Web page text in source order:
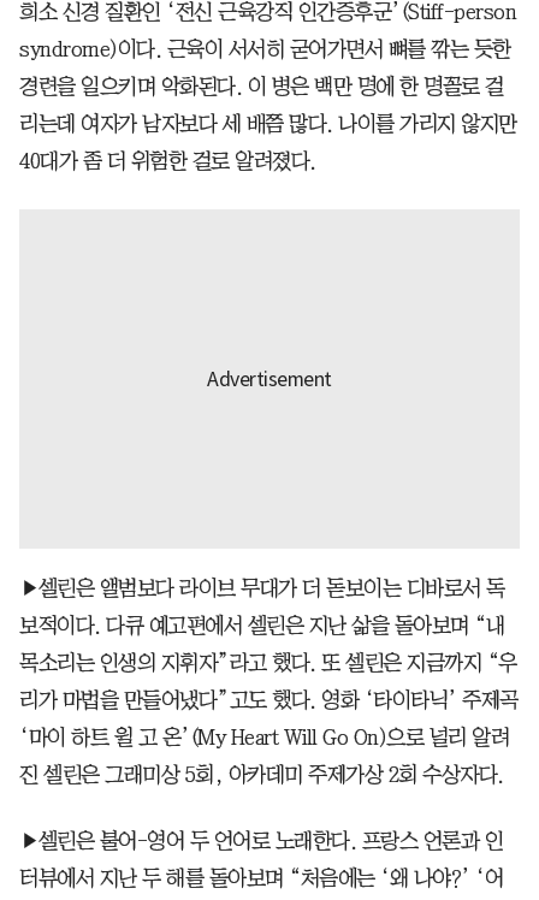
희소 신경 질환인 ‘전신 근육강직 인간증후군’(Stiff-person
syndrome)이다. 근육이 서서히 굳어가면서 뼈를 깎는 듯한
경련을 일으키며 악화된다. 이 병은 백만 명에 한 명꼴로 걸
리는데 여자가 남자보다 세 배쯤 많다. 나이를 가리지 않지만
40대가 좀 더 위험한 걸로 알려졌다.
▶셀린은 앨범보다 라이브 무대가 더 돋보이는 디바로서 독
보적이다. 다큐 예고편에서 셀린은 지난 삶을 돌아보며 “내
목소리는 인생의 지휘자”라고 했다. 또 셀린은 지금까지 “우
리가 마법을 만들어냈다”고도 했다. 영화 ‘타이타닉’ 주제곡
‘마이 하트 윌 고 온’(My Heart Will Go On)으로 널리 알려
진 셀린은 그래미상 5회, 아카데미 주제가상 2회 수상자다.
▶셀린은 불어-영어 두 언어로 노래한다. 프랑스 언론과 인
터뷰에서 지난 두 해를 돌아보며 “처음에는 ‘왜 나야?’ ‘어